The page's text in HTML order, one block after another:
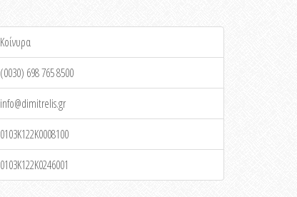
Κοίνυρα
(0030) 698 765 8500
info@dimitrelis.gr
0103K122K0008100
0103K122K0246001